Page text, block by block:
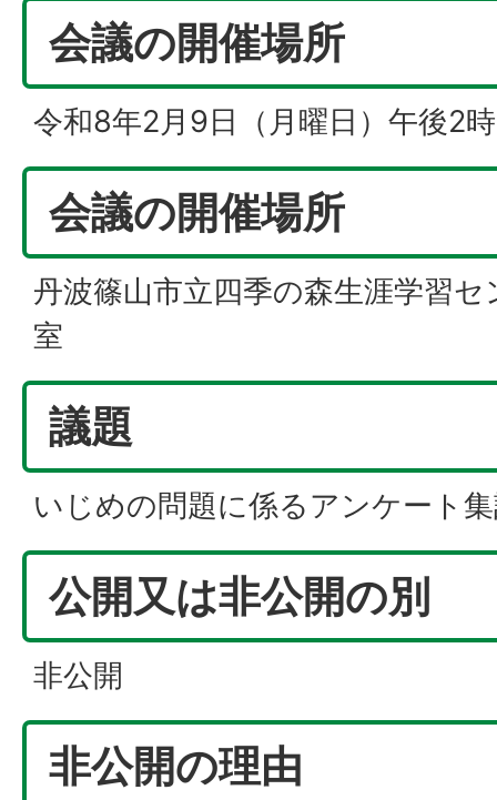
会議の開催場所
令和8年2月9日（月曜日）午後2
会議の開催場所
丹波篠山市立四季の森生涯学習
室
議題
いじめの問題に係るアンケート
公開又は非公開の別
非公開
非公開の理由